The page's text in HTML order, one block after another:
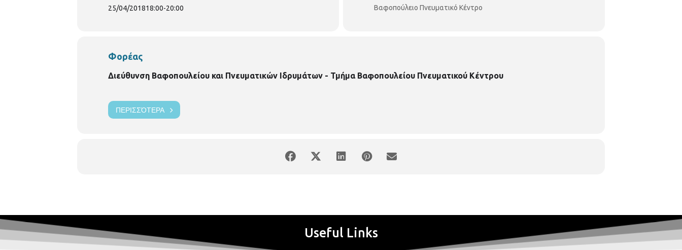
25/04/201818:00-20:00 Βαφοπούλειο Πνευματικό Κέντρο
Φορέας
Διεύθυνση Βαφοπουλείου και Πνευματικών Ιδρυμάτων - Τμήμα Βαφοπουλείου Πνευματικού Κέντρου
ΠΕΡΙΣΣΌΤΕΡΑ
Useful Links